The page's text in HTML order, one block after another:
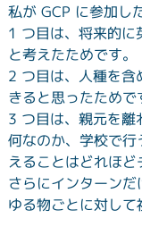
私が GCP に参加し
1 つ目は、将来的に
と考えたためです。
2 つ目は、人種を含
きると思ったためで
3 つ目は、親元を離
何なのか、学校で
えることはどれほど
さらにインターン
ゆる物ごとに対して